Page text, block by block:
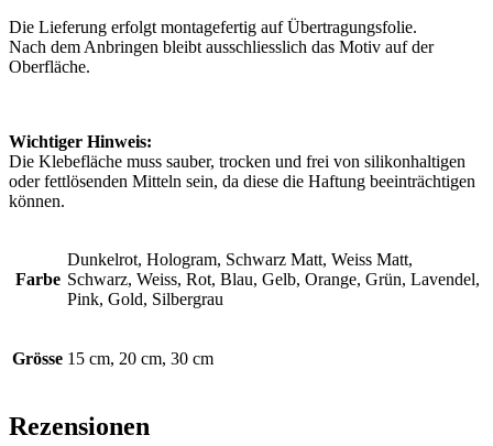
Die Lieferung erfolgt montagefertig auf Übertragungsfolie.
Nach dem Anbringen bleibt ausschliesslich das Motiv auf der
Oberfläche.
Wichtiger Hinweis:
Die Klebefläche muss sauber, trocken und frei von silikonhaltigen
oder fettlösenden Mitteln sein, da diese die Haftung beeinträchtigen
können.
Farbe
Dunkelrot, Hologram, Schwarz Matt, Weiss Matt,
Schwarz, Weiss, Rot, Blau, Gelb, Orange, Grün, Lavendel,
Pink, Gold, Silbergrau
Grösse 15 cm, 20 cm, 30 cm
Rezensionen